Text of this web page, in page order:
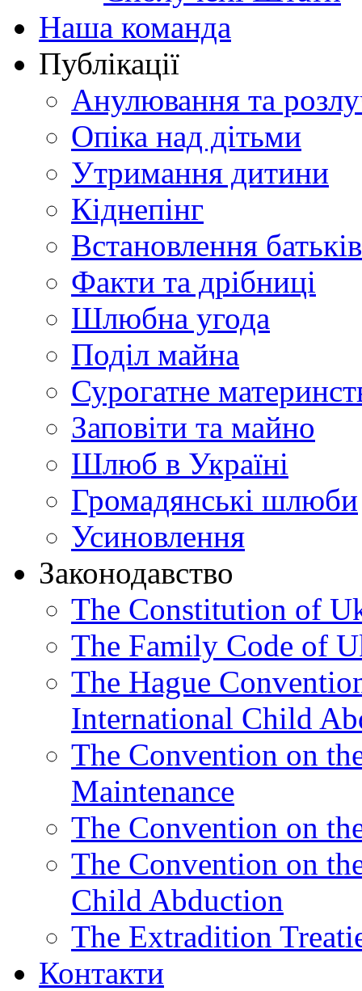
Наша команда
Публікації
Анулювання та
Опіка над дітьми
Утримання дитини
Кіднепінг
Встановлення
Факти та дрібниці
Шлюбна угода
Поділ майна
Сурогатне
Заповіти та майно
Шлюб в Україні
Громадянські шлюби
Усиновлення
Законодавство
The Constitution of
The Family Code of
The Hague
International Child
The Convention on
Maintenance
The Convention on
The Convention on
Child Abduction
The Extradition
Контакти